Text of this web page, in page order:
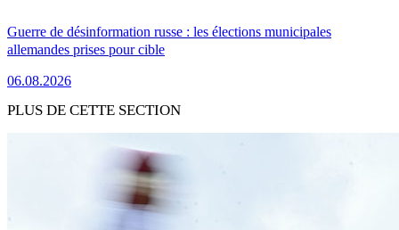
Guerre de désinformation russe : les élections municipales
allemandes prises pour cible
06.08.2026
PLUS DE CETTE SECTION